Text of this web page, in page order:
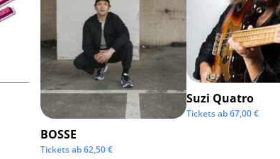
BOSSE
Tickets ab62,50€
Suzi Quatro
Tickets ab67,00€